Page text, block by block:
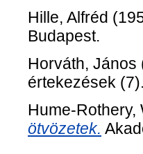
Hille, Alfréd
Budapest.
Horváth, János
értekezések
Hume-Rothery,
ötvözetek.